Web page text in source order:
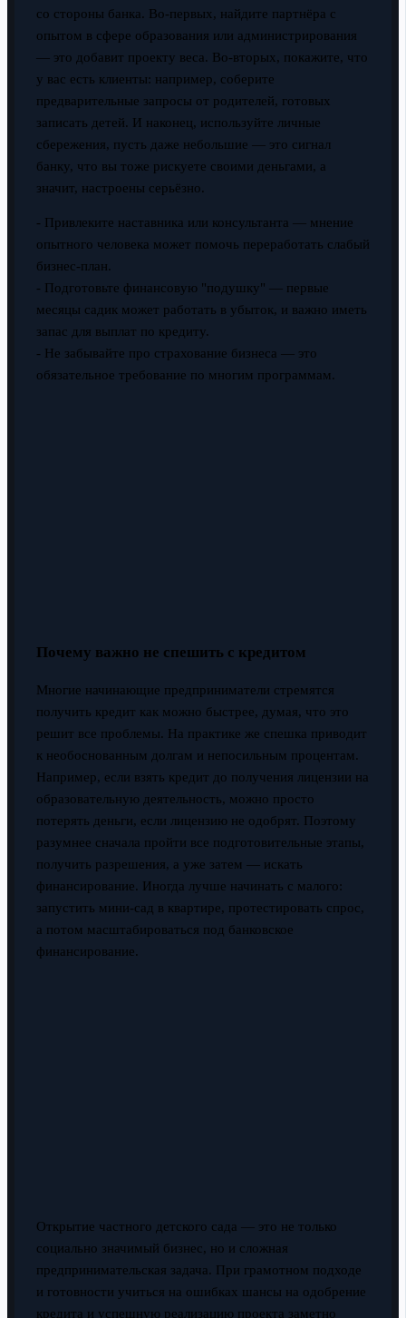
со стороны банка. Во-первых, найдите партнёра с
опытом в сфере образования или администрирования
— это добавит проекту веса. Во-вторых, покажите, что
у вас есть клиенты: например, соберите
предварительные запросы от родителей, готовых
записать детей. И наконец, используйте личные
сбережения, пусть даже небольшие — это сигнал
банку, что вы тоже рискуете своими деньгами, а
значит, настроены серьёзно.
- Привлеките наставника или консультанта — мнение
опытного человека может помочь переработать слабый
бизнес-план.
- Подготовьте финансовую "подушку" — первые
месяцы садик может работать в убыток, и важно иметь
запас для выплат по кредиту.
- Не забывайте про страхование бизнеса — это
обязательное требование по многим программам.
Почему важно не спешить с кредитом
Многие начинающие предприниматели стремятся
получить кредит как можно быстрее, думая, что это
решит все проблемы. На практике же спешка приводит
к необоснованным долгам и непосильным процентам.
Например, если взять кредит до получения лицензии на
образовательную деятельность, можно просто
потерять деньги, если лицензию не одобрят. Поэтому
разумнее сначала пройти все подготовительные этапы,
получить разрешения, а уже затем — искать
финансирование. Иногда лучше начинать с малого:
запустить мини-сад в квартире, протестировать спрос,
а потом масштабироваться под банковское
финансирование.
Открытие частного детского сада — это не только
социально значимый бизнес, но и сложная
предпринимательская задача. При грамотном подходе
и готовности учиться на ошибках шансы на одобрение
кредита и успешную реализацию проекта заметно